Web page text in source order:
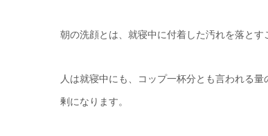
朝の洗顔とは、就寝中に付着した汚れを落とす
人は就寝中にも、コップ一杯分とも言われる
剰になります。